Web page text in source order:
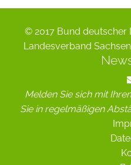
© 2017 Bund deutscher
Landesverband
Melden Sie sich mit
Sie in regelmäßigen